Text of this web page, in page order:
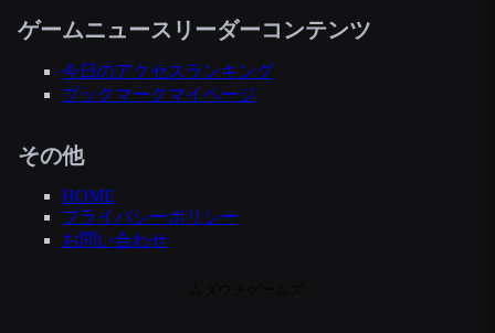
ゲームニュースリーダーコンテンツ
今日のアクセスランキング
ブックマークマイページ
その他
HOME
プライバシーポリシー
お問い合わせ